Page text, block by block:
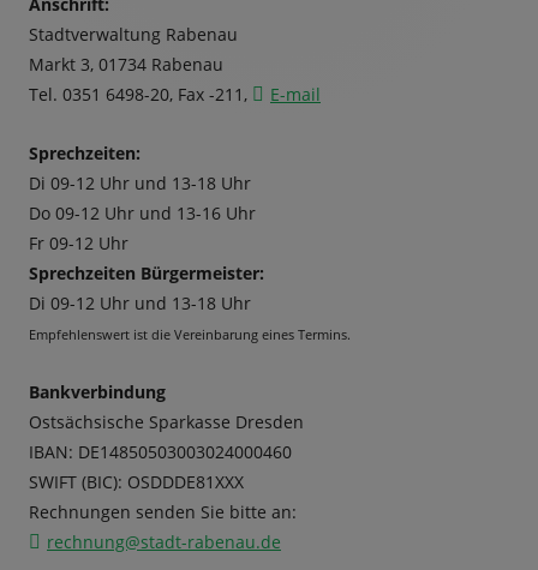
Stadtverwaltung Rabenau
Markt 3, 01734 Rabenau
Tel. 0351 6498-20, Fax -211,
E-mail
Sprechzeiten:
Di 09-12 Uhr und 13-18 Uhr
Do 09-12 Uhr und 13-16 Uhr
Fr 09-12 Uhr
Sprechzeiten Bürgermeister:
Di 09-12 Uhr und 13-18 Uhr
Empfehlenswert ist die Vereinbarung eines Termins.
Bankverbindung
Ostsächsische Sparkasse Dresden
IBAN: DE14850503003024000460
SWIFT (BIC): OSDDDE81XXX
Rechnungen senden Sie bitte an:
rechnung@stadt-rabenau.de